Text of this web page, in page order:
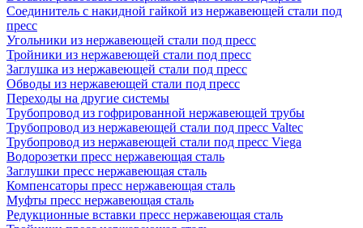
Соединитель с накидной гайкой из нержавеющей стали под
пресс
Угольники из нержавеющей стали под пресс
Тройники из нержавеющей стали под пресс
Заглушка из нержавеющей стали под пресс
Обводы из нержавеющей стали под пресс
Переходы на другие системы
Трубопровод из гофрированной нержавеющей трубы
Трубопровод из нержавеющей стали под пресс Valtec
Трубопровод из нержавеющей стали под пресс Viega
Водорозетки пресс нержавеющая сталь
Заглушки пресс нержавеющая сталь
Компенсаторы пресс нержавеющая сталь
Муфты пресс нержавеющая сталь
Редукционные вставки пресс нержавеющая сталь